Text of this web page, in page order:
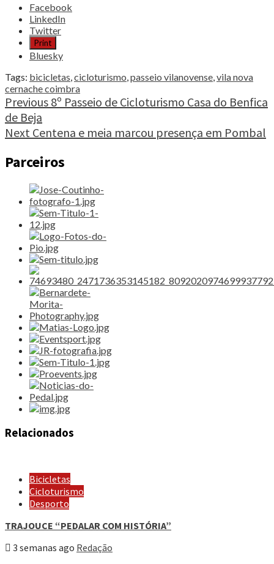
Share
post
"12º
Convívio
Cicloturismo
de
Cernache"
Facebook
LinkedIn
Twitter
Print
Bluesky
Tags: bicicletas,cicloturismo,passeio vilanovense,vila nova
cernache coimbra
Continue
Reading
Previous 8º Passeio de Cicloturismo Casa do Benfica
de Beja
Next Centena e meia marcou presença em Pombal
Parceiros
Relacionados
Bicicletas
Cicloturismo
Desporto
TRAJOUCE “PEDALAR COM HISTÓRIA”
3 semanas ago Redação